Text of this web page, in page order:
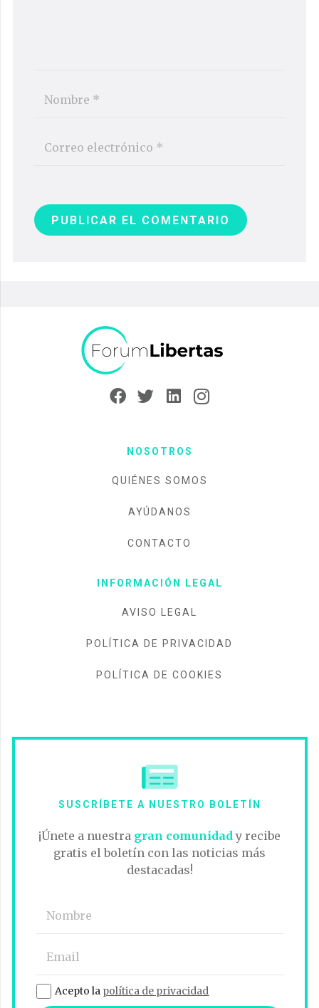
PUBLICAR EL COMENTARIO
NOSOTROS
QUIÉNES SOMOS
AYÚDANOS
CONTACTO
INFORMACIÓN LEGAL
AVISO LEGAL
POLÍTICA DE PRIVACIDAD
POLÍTICA DE COOKIES
SUSCRÍBETE A NUESTRO BOLETÍN
¡Únete a nuestra gran comunidad y recibe
gratis el boletín con las noticias más
destacadas!
Acepto la política de privacidad